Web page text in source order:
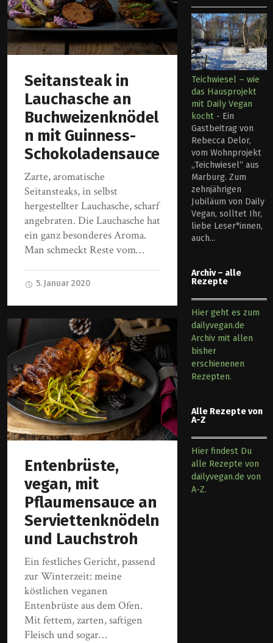
Seitansteak in
Lauchasche an
Buchweizenknödel
n mit Guinness-
Schokoladensauce
Zarte, aromatische
Seitansteaks, in selbst
hergestellter Lauchasche, scharf
angebraten. Die Lauchasche hat
ein ganz besonderes Aroma.
Man schmeckt Reste vom…
5. Januar 2020
Entenbrüste,
vegan, mit
Pflaumensauce an
Serviettenknödeln
und Lauchstroh
Ein festliches Gericht, passend
zur Winterzeit: meine
köstlichen veganen
Entenbrüste aus dem Ofen.
Mit fettem, zarten, saftigen
Fleisch und sogar…
Teichwiesel – wie
das Hausprojekt
mit Daily Vegan
kocht - Ein
Gastbeitrag von
Rebecca Delor,
vom Wohnprojekt
„Teichwiesel“ aus
Marburg. Zum
zehnjährigen
Jubiläum von Daily
Vegan, solltet Ihr,
liebe Leser*innen,
auch...
Archiv – alle
Rezepte
Hier geht es zum
dailyvegan.de
Archiv mit allen
bisher
erschienenen
Rezepten.
Alle Rezepte von
A-Z
Hier findest Du
alle Rezepte von
dailyvegan.de von
A-Z.